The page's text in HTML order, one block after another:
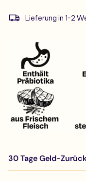
Lieferung in 1-2
30 Tage Geld-